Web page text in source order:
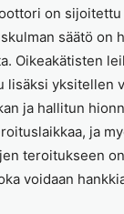
on
säätö on
Oikeakätisten
lisäksi yksitellen
ja hallitun
ja
teroitukseen
voidaan